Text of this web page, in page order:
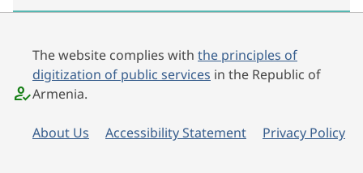
The website complies with the principles of
digitization of public services in the Republic of
Armenia.
About Us Accessibility Statement Privacy Policy